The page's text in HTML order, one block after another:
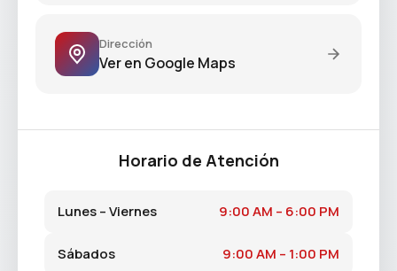
Dirección
Ver en Google Maps
Horario de Atención
Lunes – Viernes 9:00 AM – 6:00 PM
Sábados 9:00 AM – 1:00 PM